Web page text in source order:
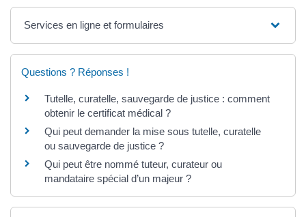
Services en ligne et formulaires
Questions ? Réponses !
Tutelle, curatelle, sauvegarde de justice : comment
obtenir le certificat médical ?
Qui peut demander la mise sous tutelle, curatelle
ou sauvegarde de justice ?
Qui peut être nommé tuteur, curateur ou
mandataire spécial d’un majeur ?